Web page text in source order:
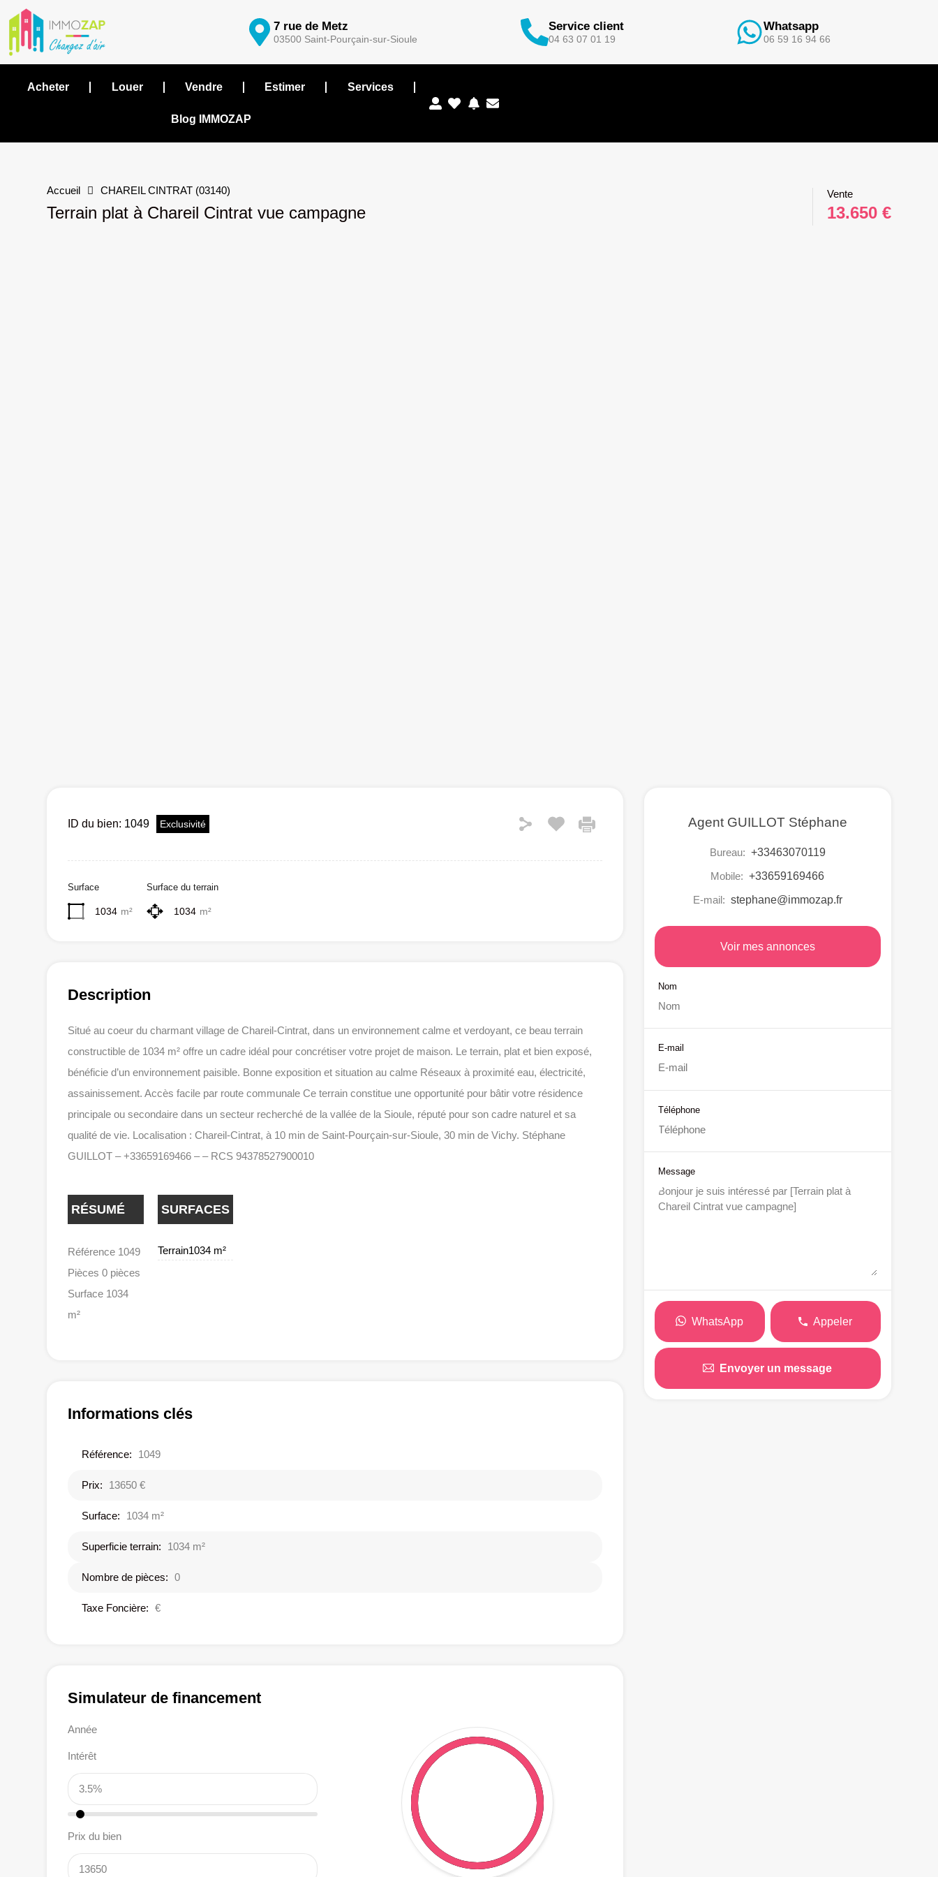
7 rue de Metz
03500 Saint-Pourçain-sur-Sioule
Service client
04 63 07 01 19
Whatsapp
06 59 16 94 66
Acheter Louer Vendre Estimer Services
Blog IMMOZAP
Accueil CHAREIL CINTRAT (03140)
Terrain plat à Chareil Cintrat vue campagne
Vente
13.650 €
ID du bien: 1049 Exclusivité
Surface
1034 m²
Surface du terrain
1034 m²
Description
Situé au coeur du charmant village de Chareil-Cintrat, dans un environnement calme et verdoyant, ce beau terrain
constructible de 1034 m² offre un cadre idéal pour concrétiser votre projet de maison. Le terrain, plat et bien exposé,
bénéficie d’un environnement paisible. Bonne exposition et situation au calme Réseaux à proximité eau, électricité,
assainissement. Accès facile par route communale Ce terrain constitue une opportunité pour bâtir votre résidence
principale ou secondaire dans un secteur recherché de la vallée de la Sioule, réputé pour son cadre naturel et sa
qualité de vie. Localisation : Chareil-Cintrat, à 10 min de Saint-Pourçain-sur-Sioule, 30 min de Vichy. Stéphane
GUILLOT – +33659169466 – – RCS 94378527900010
RÉSUMÉ
Référence 1049
Pièces 0 pièces
Surface 1034
m²
SURFACES
Terrain1034 m²
Informations clés
Référence: 1049
Prix: 13650 €
Surface: 1034 m²
Superficie terrain: 1034 m²
Nombre de pièces: 0
Taxe Foncière: €
Simulateur de financement
Année
Intérêt
Prix du bien
Agent GUILLOT Stéphane
Bureau: +33463070119
Mobile: +33659169466
E-mail: stephane@immozap.fr
Voir mes annonces
Nom
E-mail
Téléphone
Message
WhatsApp Appeler
Envoyer un message